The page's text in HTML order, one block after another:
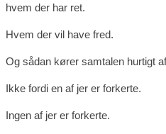
hvem der har ret.
Hvem der vil have fred.
Og sådan kører samtalen hurtigt
Ikke fordi en af jer er forkerte.
Ingen af jer er forkerte.